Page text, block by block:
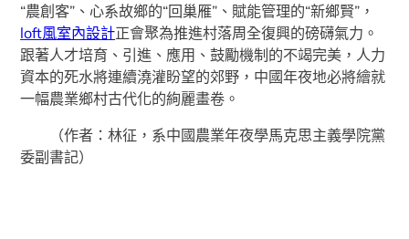
“農創客”、心系故鄉的“回巢雁”、賦能管理的“新鄉賢”，
loft風室內設計正會聚為推進村落周全復興的磅礴氣力。
跟著人才培育、引進、應用、鼓勵機制的不竭完美，人力
資本的死水將連續澆灌盼望的郊野，中國年夜地必將繪就
一幅農業鄉村古代化的絢麗畫卷。
（作者：林征，系中國農業年夜學馬克思主義學院黨
委副書記）